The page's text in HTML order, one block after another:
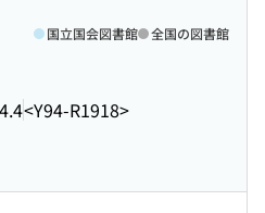
<Y94-R1918>
国立国会図書館 全国の図書館